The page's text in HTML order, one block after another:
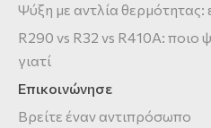
Ψύξη με αντλία θερμότητας:
R290 vs R32 vs R410A: ποιο
γιατί
Επικοινώνησε
Βρείτε έναν αντιπρόσωπο